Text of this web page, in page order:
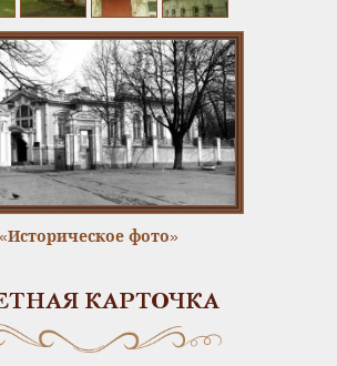
«Историческое фото»
КАРТОЧКА